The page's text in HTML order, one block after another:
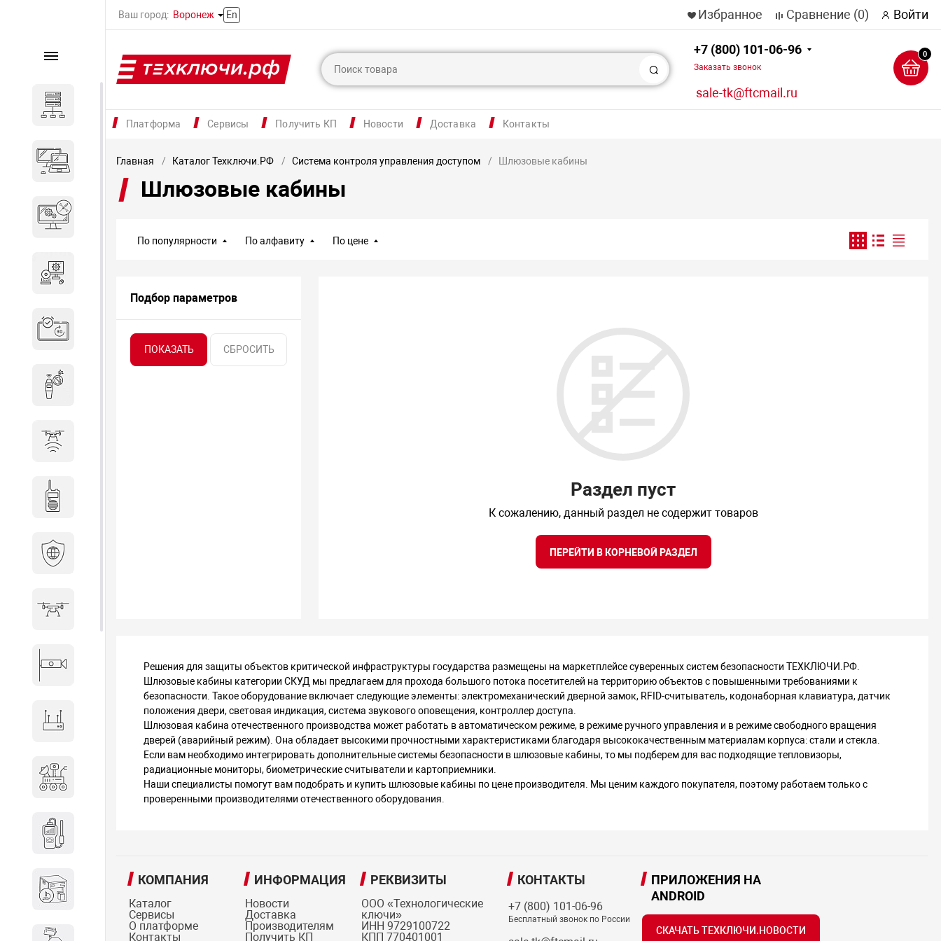
Ваш город: Воронеж En Избранное Сравнение (0) Войти
Поиск
+7 (800) 101-06-96
Заказать звонок
sale-tk@ftcmail.ru
0
Платформа Сервисы Получить КП Новости Доставка Контакты
Каталог
Компьютеры и ноутбуки
Комплектующие для
Система бронирования
переговорных
Видеонаблюдение
Сетевое оборудование
Антитеррористическое
оборудование
Атомно-эмиссионные
спектрометры
Главная Каталог Техключи.РФ Система контроля управления доступом Шлюзовые кабины
Шлюзовые кабины
По популярности По алфавиту По цене
Подбор параметров
Раздел пуст
К сожалению, данный раздел не содержит товаров
ПЕРЕЙТИ В КОРНЕВОЙ РАЗДЕЛ
Решения для защиты объектов критической инфраструктуры государства размещены на маркетплейсе суверенных систем безопасности ТЕХКЛЮЧИ.РФ.
Шлюзовые кабины категории СКУД мы предлагаем для прохода большого потока посетителей на территорию объектов с повышенными требованиями к
безопасности. Такое оборудование включает следующие элементы: электромеханический дверной замок, RFID-считыватель, кодонаборная клавиатура, датчик
положения двери, световая индикация, система звукового оповещения, контроллер доступа.
Шлюзовая кабина отечественного производства может работать в автоматическом режиме, в режиме ручного управления и в режиме свободного вращения
дверей (аварийный режим). Она обладает высокими прочностными характеристиками благодаря высококачественным материалам корпуса: стали и стекла.
Если вам необходимо интегрировать дополнительные системы безопасности в шлюзовые кабины, то мы подберем для вас подходящие тепловизоры,
радиационные мониторы, биометрические считыватели и картоприемники.
Наши специалисты помогут вам подобрать и купить шлюзовые кабины по цене производителя. Мы ценим каждого покупателя, поэтому работаем только с
проверенными производителями отечественного оборудования.
КОМПАНИЯ
Каталог
Сервисы
О платформе
Контакты
ИНФОРМАЦИЯ
Новости
Доставка
Производителям
Получить КП
РЕКВИЗИТЫ
ООО «Технологические
ключи»
ИНН 9729100722
КПП 770401001
КОНТАКТЫ
+7 (800) 101-06-96
Бесплатный звонок по России
ПРИЛОЖЕНИЯ НА
ANDROID
СКАЧАТЬ ТЕХКЛЮЧИ.НОВОСТИ